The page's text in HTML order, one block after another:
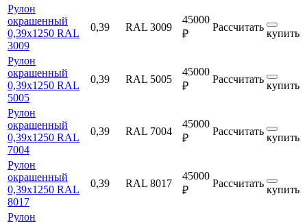
Рулон
окрашенный
0,39х1250 RAL
3009
0,39 RAL 3009
45000
₽
Рассчитать
купить
Рулон
окрашенный
0,39х1250 RAL
5005
0,39 RAL 5005
45000
₽
Рассчитать
купить
Рулон
окрашенный
0,39х1250 RAL
7004
0,39 RAL 7004
45000
₽
Рассчитать
купить
Рулон
окрашенный
0,39х1250 RAL
8017
0,39 RAL 8017
45000
₽
Рассчитать
купить
Рулон